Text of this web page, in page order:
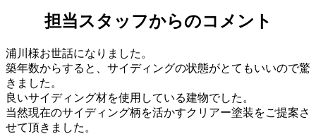
担当スタッフからのコメント
浦川様お世話になりました。
築年数からすると、サイディングの状態がとてもいいので驚
きました。
良いサイディング材を使用している建物でした。
当然現在のサイディング柄を活かすクリアー塗装をご提案さ
せて頂きました。